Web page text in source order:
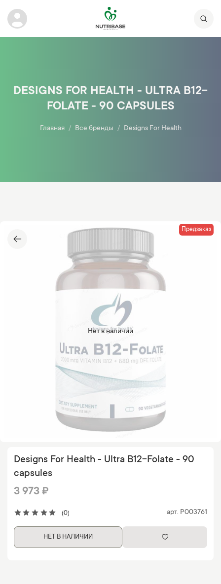
DESIGNS FOR HEALTH - ULTRA B12-
FOLATE - 90 CAPSULES
Главная Все бренды Designs For Health
Нет в наличии
Предзаказ
(0) арт. P003761
Designs For Health - Ultra B12-Folate - 90
capsules
3 973 ₽
НЕТ В НАЛИЧИИ